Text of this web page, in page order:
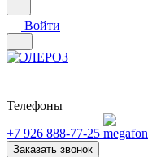
Войти
Телефоны
+7 926 888-77-25
Заказать звонок